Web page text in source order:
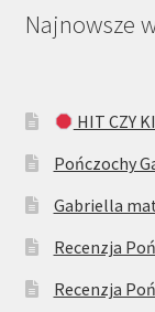
Najnowsze
HIT CZY
Pończochy
Gabriella
Recenzja
Recenzja